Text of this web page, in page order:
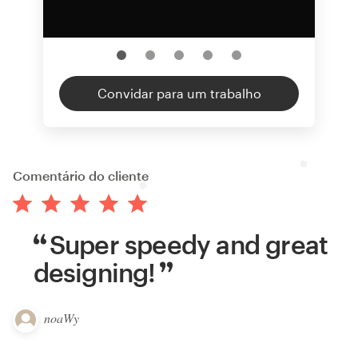
Convidar para um trabalho
Comentário do cliente
Super speedy and great
designing!
noaWy